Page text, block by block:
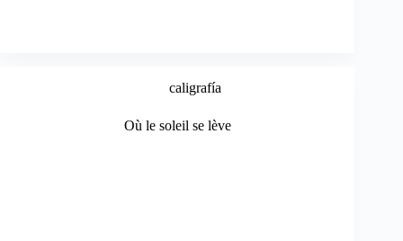
caligrafía
Où le soleil se lève